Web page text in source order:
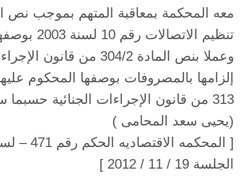
تنظيم
وعملا بنص المادة 304/2 من
إلزامها بالمصروفات بوصفها المحكوم
313 من قانون الإجراءات الجنائية
(يحيى سعد المحامى )
الجلسة 19 / 11 / 2012 ]